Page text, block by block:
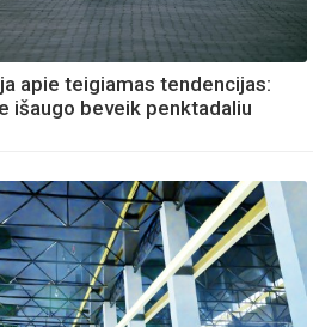
apie teigiamas tendencijas:
išaugo beveik penktadaliu